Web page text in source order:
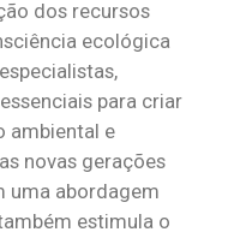
dos recursos
ecológica
para criar
ambiental e
novas gerações
uma abordagem
estimula o